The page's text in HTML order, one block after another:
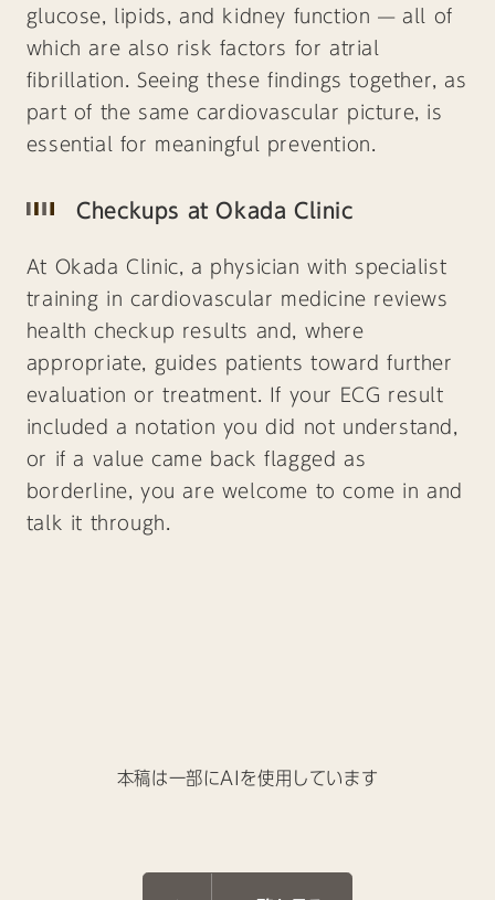
glucose, lipids, and kidney function — all of
which are also risk factors for atrial
fibrillation. Seeing these findings together, as
part of the same cardiovascular picture, is
essential for meaningful prevention.
Checkups at Okada Clinic
At Okada Clinic, a physician with specialist
training in cardiovascular medicine reviews
health checkup results and, where
appropriate, guides patients toward further
evaluation or treatment. If your ECG result
included a notation you did not understand,
or if a value came back flagged as
borderline, you are welcome to come in and
talk it through.
本稿は一部にAIを使用しています